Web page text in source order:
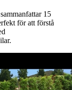
15
för att förstå